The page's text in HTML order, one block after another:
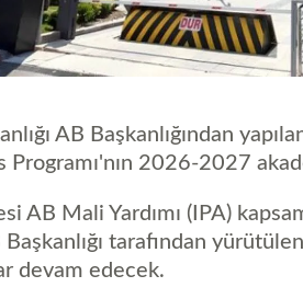
AB Başkanlığından
2026-2027
AB Mali Yardımı (IPA)
Başkanlığı tarafından
devam edecek.